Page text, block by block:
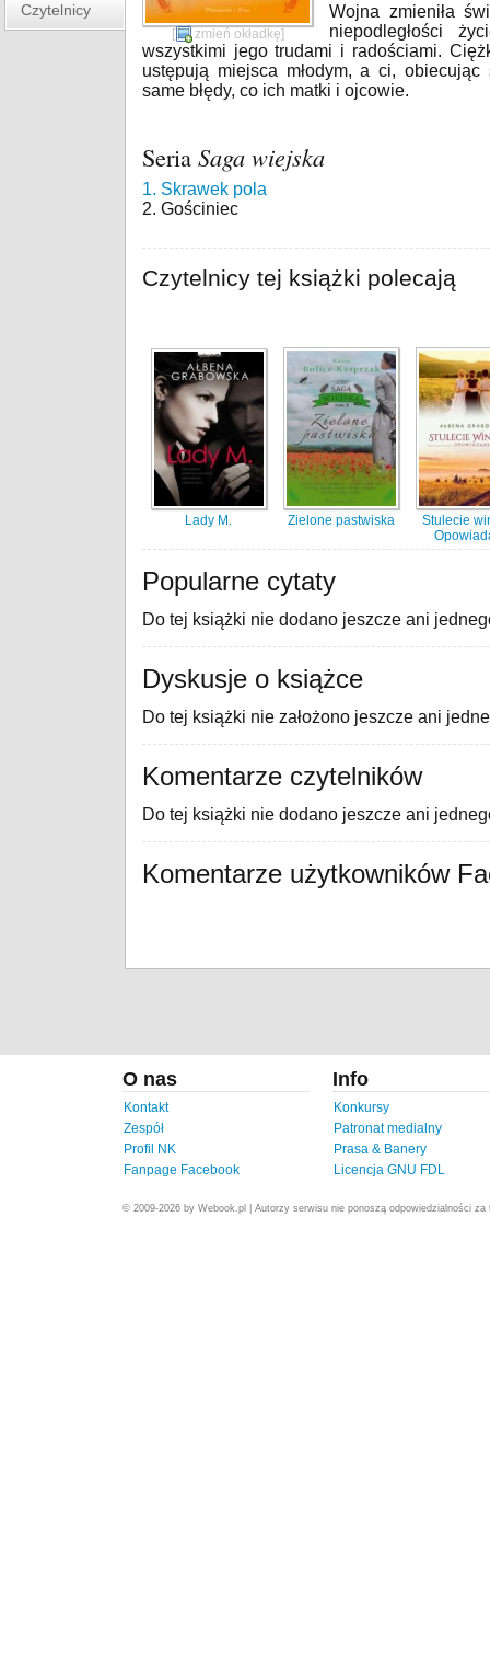
Czytelnicy
[ zmień okładkę]
Wojna zmieniła
niepodległości
wszystkimi jego trudami i radościami.
ustępują miejsca młodym, a ci,
same błędy, co ich matki i ojcowie.
Seria Saga wiejska
1. Skrawek pola
2. Gościniec
Czytelnicy tej książki polecają
Lady M. Zielone pastwiska
Stulecie
Popularne cytaty
Do tej książki nie dodano jeszcze ani
Dyskusje o książce
Do tej książki nie założono jeszcze ani
Komentarze czytelników
Do tej książki nie dodano jeszcze ani
Komentarze użytkowników
O nas
Kontakt
Zespół
Profil NK
Fanpage Facebook
Info
Konkursy
Patronat medialny
Prasa & Banery
Licencja GNU FDL
© 2009-2026 by Webook.pl | Autorzy serwisu nie ponoszą odpowiedzialności